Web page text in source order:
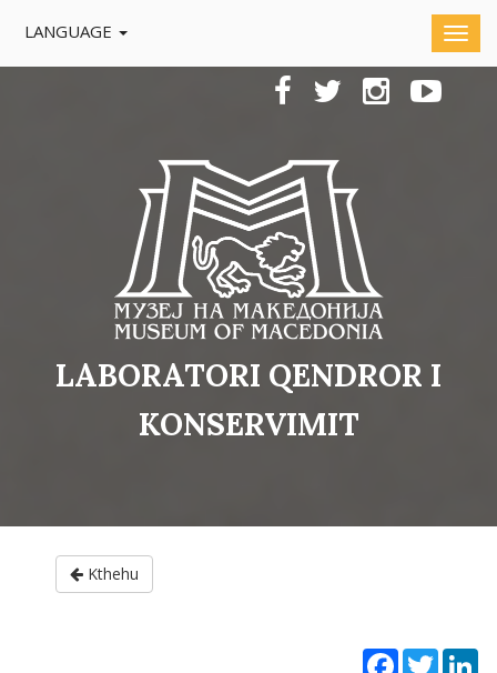
Kthehu
LANGUAGE
LABORATORI QENDROR I
KONSERVIMIT
Facebook
Twitter